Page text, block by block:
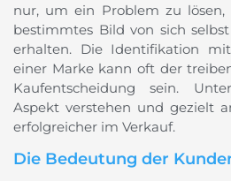
nur, um ein Problem zu
bestimmtes Bild von sich
erhalten. Die Identifikation
einer Marke kann oft der
Kaufentscheidung sein.
Aspekt verstehen und gezielt
erfolgreicher im Verkauf.
Die Bedeutung der